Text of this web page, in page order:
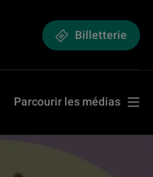
Billetterie
Parcourir les médias